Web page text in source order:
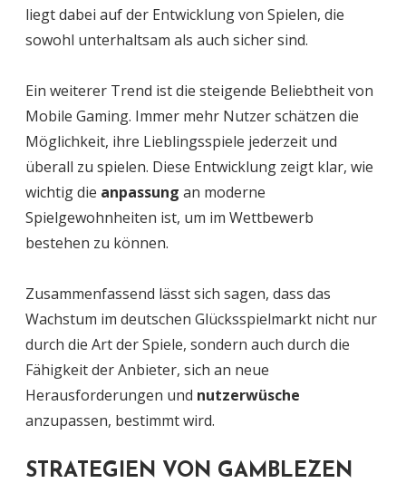
liegt dabei auf der Entwicklung von Spielen, die
sowohl unterhaltsam als auch sicher sind.
Ein weiterer Trend ist die steigende Beliebtheit von
Mobile Gaming. Immer mehr Nutzer schätzen die
Möglichkeit, ihre Lieblingsspiele jederzeit und
überall zu spielen. Diese Entwicklung zeigt klar, wie
wichtig die anpassung an moderne
Spielgewohnheiten ist, um im Wettbewerb
bestehen zu können.
Zusammenfassend lässt sich sagen, dass das
Wachstum im deutschen Glücksspielmarkt nicht nur
durch die Art der Spiele, sondern auch durch die
Fähigkeit der Anbieter, sich an neue
Herausforderungen und nutzerwüsche
anzupassen, bestimmt wird.
STRATEGIEN VON GAMBLEZEN